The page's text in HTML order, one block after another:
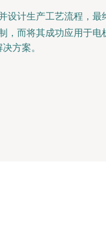
计生产工艺流程，最
而将其成功应用于
方案。